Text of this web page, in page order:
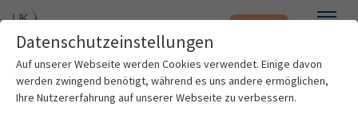
Zum Hauptinhalt springen Notfall
Samantha Ullrich
Datenschutzeinstellungen
Auf unserer Webseite werden Cookies verwendet. Einige davon
werden zwingend benötigt, während es uns andere ermöglichen,
Ihre Nutzererfahrung auf unserer Webseite zu verbessern.